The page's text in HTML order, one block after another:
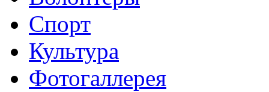
Спорт
Культура
Фотогаллерея